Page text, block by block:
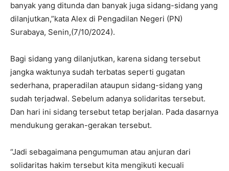
banyak yang ditunda dan banyak juga sidang-sidang yang
dilanjutkan,”kata Alex di Pengadilan Negeri (PN)
Surabaya, Senin,(7/10/2024).
Bagi sidang yang dilanjutkan, karena sidang tersebut
jangka waktunya sudah terbatas seperti gugatan
sederhana, praperadilan ataupun sidang-sidang yang
sudah terjadwal. Sebelum adanya solidaritas tersebut.
Dan hari ini sidang tersebut tetap berjalan. Pada dasarnya
mendukung gerakan-gerakan tersebut.
“Jadi sebagaimana pengumuman atau anjuran dari
solidaritas hakim tersebut kita mengikuti kecuali